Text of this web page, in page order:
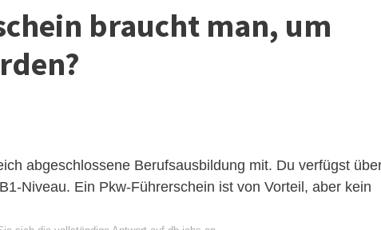
braucht man, um
abgeschlossene Berufsausbildung mit. Du verfügst
Niveau. Ein Pkw-Führerschein ist von Vorteil, aber kein